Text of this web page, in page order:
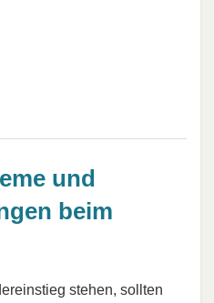
und
beim
stehen, sollten